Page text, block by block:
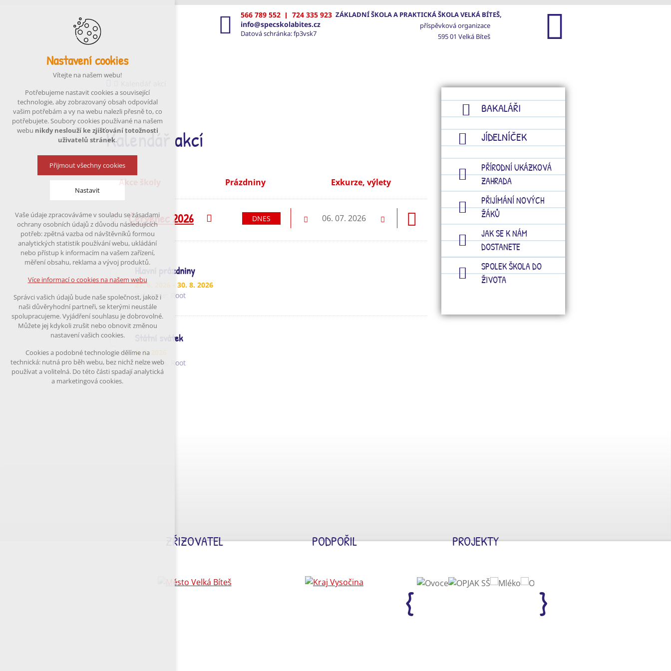
566 789 552
724 335 923
info@specskolabites.cz
Datová schránka: fp3vsk7
ZÁKLADNÍ ŠKOLA A PRAKTICKÁ ŠKOLA VELKÁ BÍTEŠ,
příspěvková organizace
595 01 Velká Bíteš
Kalendář akcí
Akce školy Prázdniny Exkurze, výlety
Předchozí
Červenec 2026 Následující
DNES Předchozí
06. 07. 2026
Hlavní prázdniny
27. 6. 2026
- 30. 8. 2026
Kategorie:
Root
Státní svátek
6. 7. 2026
Kategorie:
Root
BAKALÁŘI
JÍDELNÍČEK
PŘÍRODNÍ UKÁZKOVÁ
ZAHRADA
PŘIJÍMÁNÍ NOVÝCH
ŽÁKŮ
JAK SE K NÁM
DOSTANETE
SPOLEK ŠKOLA DO
ŽIVOTA
ZŘIZOVATEL PODPOŘIL PROJEKTY
Nastavení cookies
Vítejte na našem webu!
Potřebujeme nastavit cookies a související
technologie, aby zobrazovaný obsah odpovídal
vašim potřebám a vy na webu nalezli přesně to, co
potřebujete. Soubory cookies používané na našem
webu nikdy neslouží ke zjišťování totožnosti
uživatelů stránek.
Přijmout všechny cookies
Nastavit
Technická cookies
nutná pro provozování webu
udržení kontextu stránek (session):
případná přihlášení, volby jazyka, apod.
Volitelná cookies
analytická pro anonymizované vyhodnocení
návštěvnosti
marketingová cookies (Google)
Více informací o cookies na našem webu
Odmítnout vše
Vaše údaje zpracováváme v souladu se zásadami
ochrany osobních údajů z důvodu následujících
potřeb: zpětná vazba od návštěvníků formou
analytických statistik používání webu, ukládání
nebo přístup k informacím na vašem zařízení,
měření obsahu, reklama a vývoj produktů.
Více informací o cookies na našem webu
Správci vašich údajů bude naše společnost, jakož i
naši důvěryhodní partneři, se kterými neustále
spolupracujeme. Vyjádření souhlasu je dobrovolné.
Můžete jej kdykoli zrušit nebo obnovit změnou
nastavení vašich cookies.
Cookies a podobné technologie dělíme na
technická: nutná pro běh webu, bez nichž nelze web
používat a volitelná. Do této části spadají analytická
a marketingová cookies.